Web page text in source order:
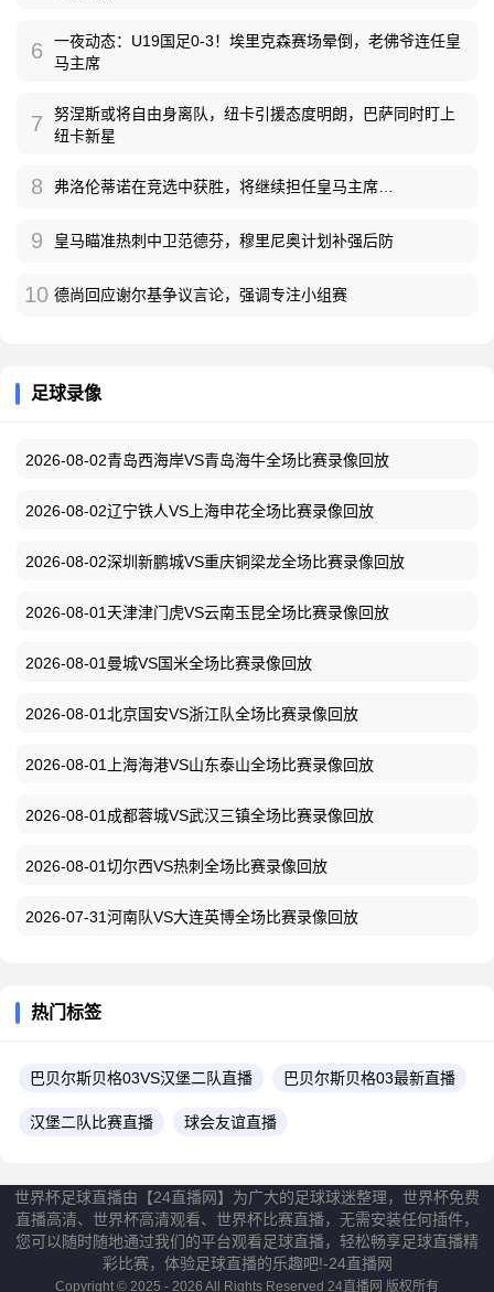
6
一夜动态：U19国足0-3！埃里克森赛场晕倒，老佛爷连任皇
马主席
7
努涅斯或将自由身离队，纽卡引援态度明朗，巴萨同时盯上
纽卡新星
8 弗洛伦蒂诺在竞选中获胜，将继续担任皇马主席…
9 皇马瞄准热刺中卫范德芬，穆里尼奥计划补强后防
10 德尚回应谢尔基争议言论，强调专注小组赛
足球录像
2026-08-02青岛西海岸VS青岛海牛全场比赛录像回放
2026-08-02辽宁铁人VS上海申花全场比赛录像回放
2026-08-02深圳新鹏城VS重庆铜梁龙全场比赛录像回放
2026-08-01天津津门虎VS云南玉昆全场比赛录像回放
2026-08-01曼城VS国米全场比赛录像回放
2026-08-01北京国安VS浙江队全场比赛录像回放
2026-08-01上海海港VS山东泰山全场比赛录像回放
2026-08-01成都蓉城VS武汉三镇全场比赛录像回放
2026-08-01切尔西VS热刺全场比赛录像回放
2026-07-31河南队VS大连英博全场比赛录像回放
热门标签
巴贝尔斯贝格03VS汉堡二队直播 巴贝尔斯贝格03最新直播
汉堡二队比赛直播 球会友谊直播
世界杯足球直播由【24直播网】为广大的足球球迷整理，世界杯免费
直播高清、世界杯高清观看、世界杯比赛直播，无需安装任何插件，
您可以随时随地通过我们的平台观看足球直播，轻松畅享足球直播精
彩比赛，体验足球直播的乐趣吧!-24直播网
Copyright © 2025 - 2026 All Rights Reserved 24直播网 版权所有